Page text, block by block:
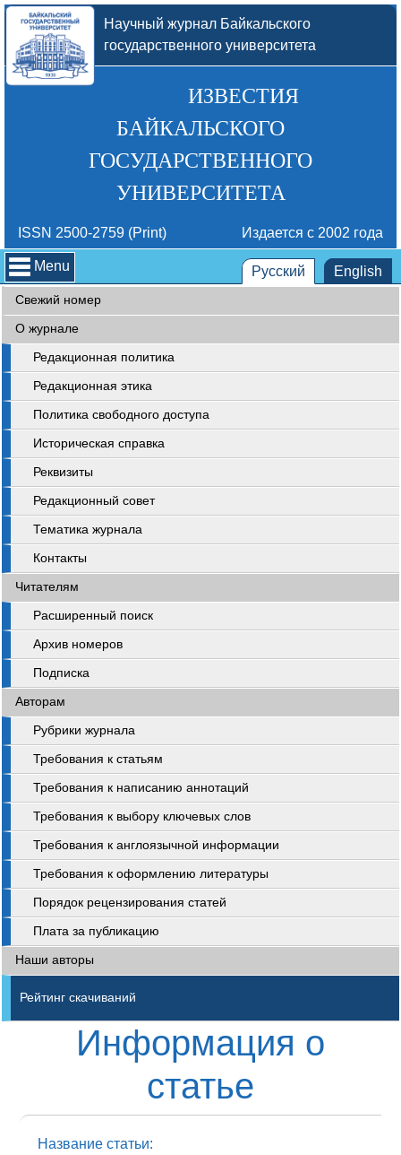
Научный журнал Байкальского
государственного университета
ИЗВЕСТИЯ
БАЙКАЛЬСКОГО
ГОСУДАРСТВЕННОГО
УНИВЕРСИТЕТА
ISSN 2500-2759 (Print) Издается с 2002 года
Menu Русский English
Свежий номер
О журнале
Редакционная политика
Редакционная этика
Политика свободного доступа
Историческая справка
Реквизиты
Редакционный совет
Тематика журнала
Контакты
Читателям
Расширенный поиск
Архив номеров
Подписка
Авторам
Рубрики журнала
Требования к статьям
Требования к написанию аннотаций
Требования к выбору ключевых слов
Требования к англоязычной информации
Требования к оформлению литературы
Порядок рецензирования статей
Плата за публикацию
Наши авторы
Рейтинг скачиваний
Информация о
статье
Название статьи: